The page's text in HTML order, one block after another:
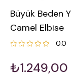
Büyük Beden
Camel Elbise
0.0
₺1.249,00